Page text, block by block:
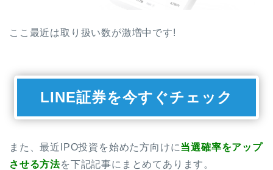
ここ最近は取り扱い数が激増中です!
LINE証券を今すぐチェック
また、最近IPO投資を始めた方向けに当選確率をアップ
させる方法を下記記事にまとめてあります。